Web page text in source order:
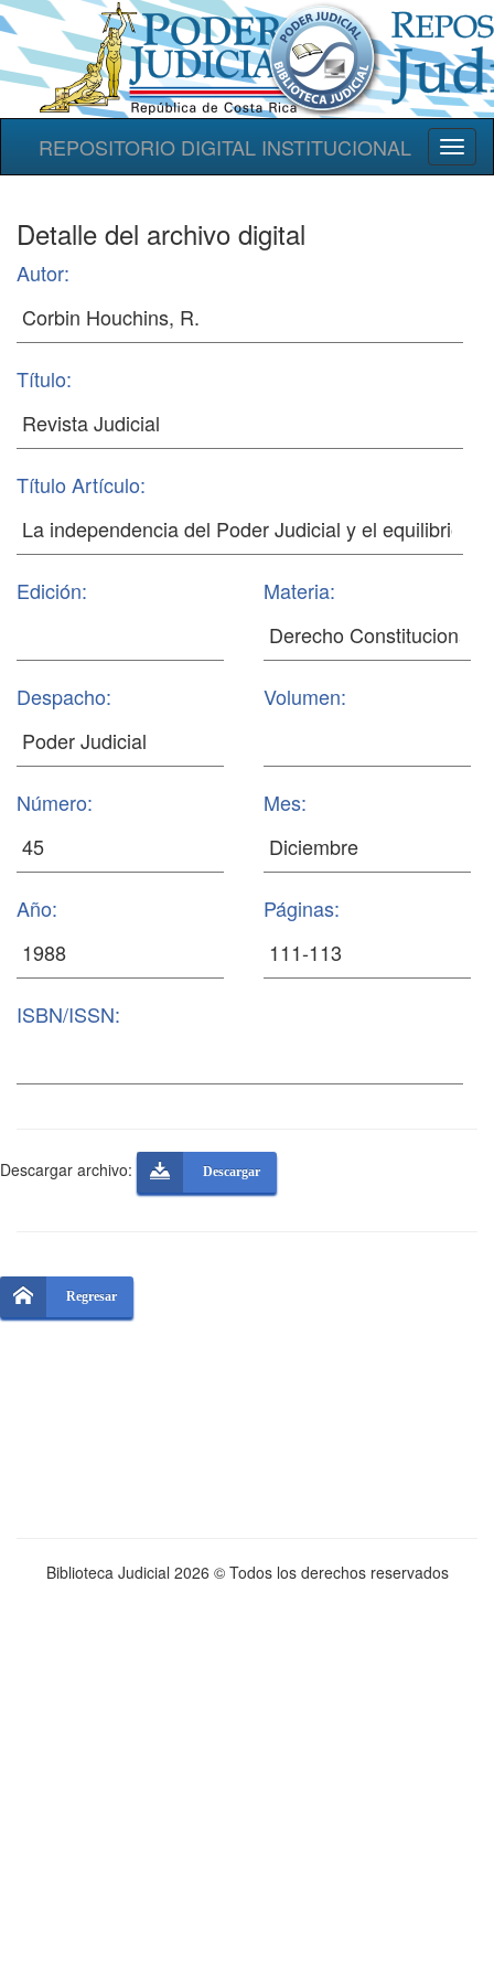
REPOSITORIO DIGITAL INSTITUCIONAL
Detalle del archivo digital
Autor:
Título:
Título Artículo:
Edición: Materia:
Despacho: Volumen:
Número: Mes:
Año: Páginas:
ISBN/ISSN:
Descargar archivo: Descargar
Regresar
Biblioteca Judicial 2026 © Todos los derechos reservados